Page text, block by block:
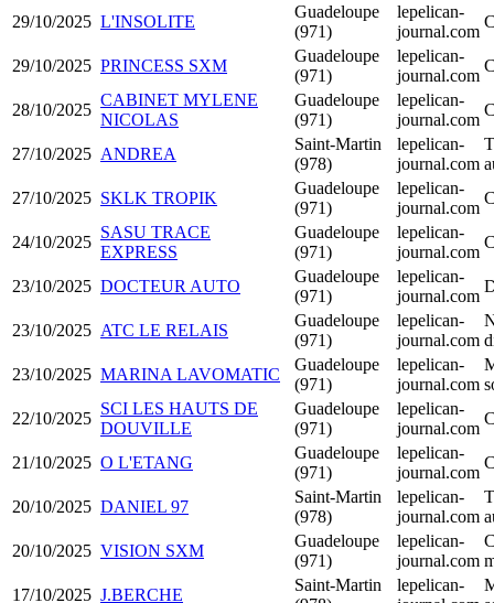
29/10/2025 L'INSOLITE
Guadeloupe
(971)
lepelican-
journal.com
29/10/2025 PRINCESS SXM
Guadeloupe
(971)
lepelican-
journal.com
28/10/2025
CABINET MYLENE
NICOLAS
Guadeloupe
(971)
lepelican-
journal.com
27/10/2025 ANDREA
Saint-Martin
(978)
lepelican-
journal.com
27/10/2025 SKLK TROPIK
Guadeloupe
(971)
lepelican-
journal.com
24/10/2025
SASU TRACE
EXPRESS
Guadeloupe
(971)
lepelican-
journal.com
23/10/2025 DOCTEUR AUTO
Guadeloupe
(971)
lepelican-
journal.com
23/10/2025 ATC LE RELAIS
Guadeloupe
(971)
lepelican-
journal.com
23/10/2025 MARINA LAVOMATIC
Guadeloupe
(971)
lepelican-
journal.com
22/10/2025
SCI LES HAUTS DE
DOUVILLE
Guadeloupe
(971)
lepelican-
journal.com
21/10/2025 O L'ETANG
Guadeloupe
(971)
lepelican-
journal.com
20/10/2025 DANIEL 97
Saint-Martin
(978)
lepelican-
journal.com
20/10/2025 VISION SXM
Guadeloupe
(971)
lepelican-
journal.com
17/10/2025 J.BERCHE
Saint-Martin
lepelican-